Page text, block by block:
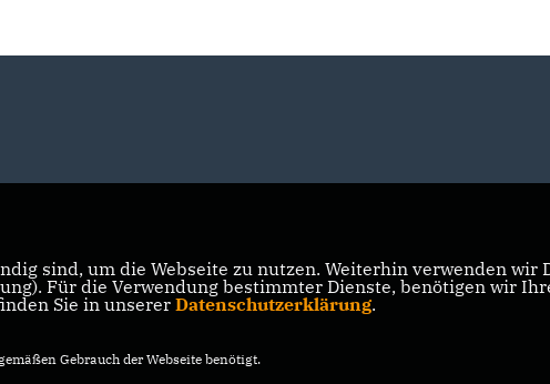
sind, um die Webseite zu nutzen. Weiterhin verwenden
Für die Verwendung bestimmter Dienste, benötigen wir
Sie in unserer Datenschutzerklärung.
Gebrauch der Webseite benötigt.